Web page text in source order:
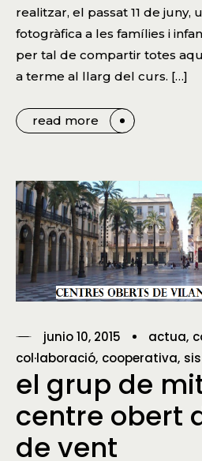
realitzar, el passat 11 de juny,
fotogràfica a les famílies i
per tal de compartir totes
a terme al llarg del curs. […]
read more
junio 10, 2015 actua
col·laboració cooperativa
el grup de
centre obert
de vent